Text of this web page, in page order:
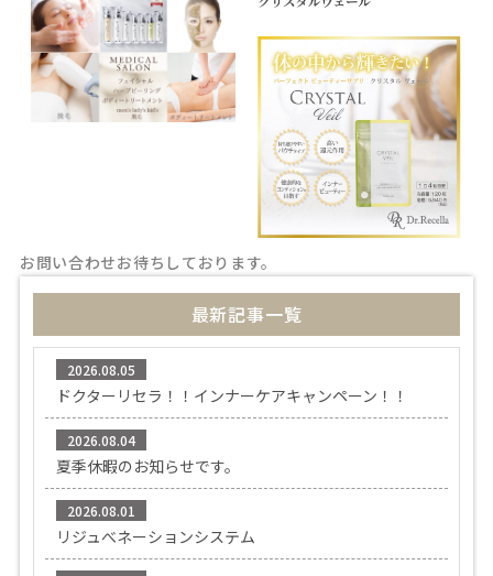
お問い合わせお待ちしております。
最新記事一覧
2026.08.05
ドクターリセラ！！インナーケアキャンペーン！！
2026.08.04
夏季休暇のお知らせです。
2026.08.01
リジュべネーションシステム